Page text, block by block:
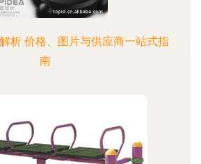
析 价格、图片与供应商一站式指
南